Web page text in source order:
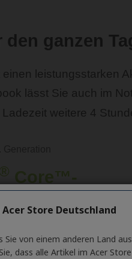
Store Deutschland
Sie von einem anderen Land aus
dass alle Artikel im Acer Store